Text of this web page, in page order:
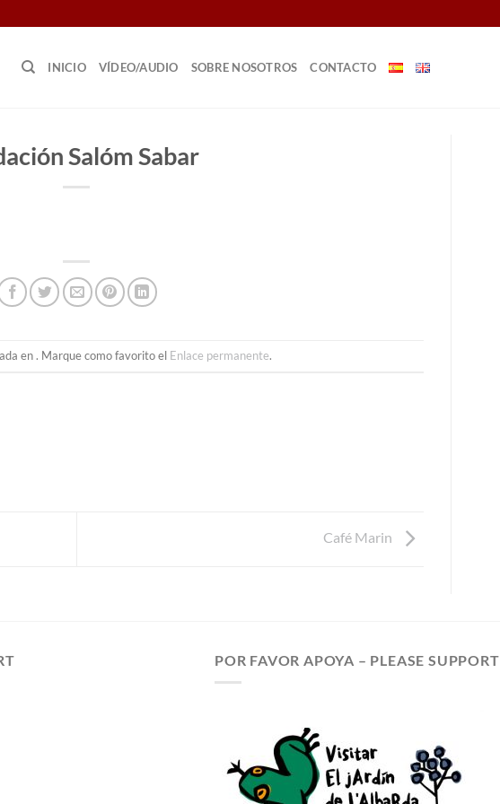
INICIO VÍDEO/AUDIO SOBRE NOSOTROS CONTACTO
Salóm Sabar
en . Marque como favorito el Enlace permanente.
Café Marin
POR FAVOR APOYA – PLEASE SUPPORT